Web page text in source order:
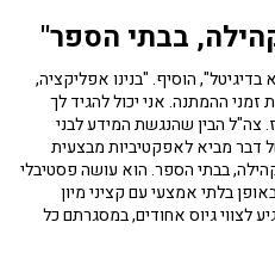
בבתי הספר"
הוסיף. "בנינו אפליקציה,
ההמתנה. אני יכול להגיד לך
הבין שהנגשת המידע לבני
דבר מביא לאפקטיביות מבצעית
בבתי הספר. הוא עושה פסטיבלי
בלתי אמצעי עם קציני מיון
לצווי גיוס אחודים, במסגרתם כל